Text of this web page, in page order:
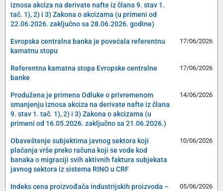
iznosa akciza na derivate nafte iz člana 9. stav 1.
tač. 1), 2) i 3) Zakona o akcizama (u primeni od
22.06.2026. zaključno sa 28.06.2026. godine)
Evropska centralna banka je povećala referentnu
kamatnu stopu
17/06/2026
Referentna kamatna stopa Evropske centralne
banke
17/06/2026
Produžena je primena Odluke o privremenom
smanjenju iznosa akciza na derivate nafte iz člana
9. stav 1. tač. 1), 2) i 3) Zakona o akcizama (u
primeni od 16.05.2026. zaključno sa 21.06.2026.)
14/06/2026
Obaveštenje subjektima javnog sektora koji
plaćanja vrše preko računa koji se vode kod
banaka o migraciji svih aktivnih faktura subjekata
javnog sektora iz sistema RINO u CRF
10/06/2026
Indeks cena proizvođača industrijskih proizvoda –
05/06/2026